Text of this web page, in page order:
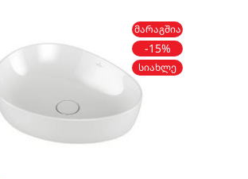
ᲛᲐᲠᲐᲒᲨᲘᲐ
-15%
ᲡᲘᲐᲮᲚᲔ